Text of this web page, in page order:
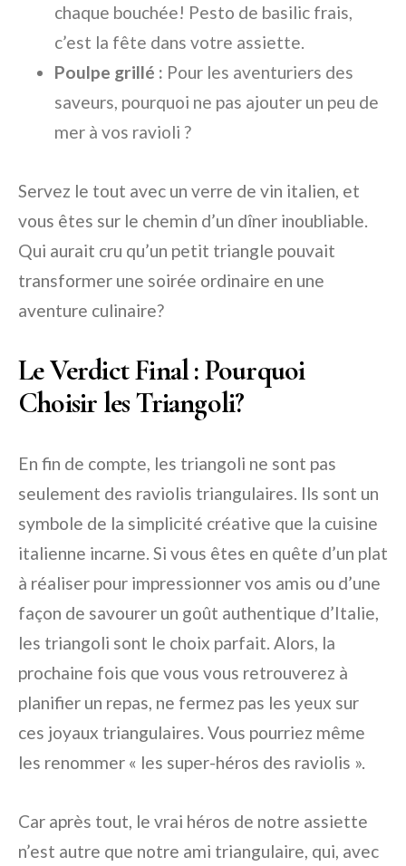
chaque bouchée! Pesto de basilic frais,
c’est la fête dans votre assiette.
Poulpe grillé : Pour les aventuriers des
saveurs, pourquoi ne pas ajouter un peu de
mer à vos ravioli ?
Servez le tout avec un verre de vin italien, et
vous êtes sur le chemin d’un dîner inoubliable.
Qui aurait cru qu’un petit triangle pouvait
transformer une soirée ordinaire en une
aventure culinaire?
Le Verdict Final : Pourquoi
Choisir les Triangoli?
En fin de compte, les triangoli ne sont pas
seulement des raviolis triangulaires. Ils sont un
symbole de la simplicité créative que la cuisine
italienne incarne. Si vous êtes en quête d’un plat
à réaliser pour impressionner vos amis ou d’une
façon de savourer un goût authentique d’Italie,
les triangoli sont le choix parfait. Alors, la
prochaine fois que vous vous retrouverez à
planifier un repas, ne fermez pas les yeux sur
ces joyaux triangulaires. Vous pourriez même
les renommer « les super-héros des raviolis ».
Car après tout, le vrai héros de notre assiette
n’est autre que notre ami triangulaire, qui, avec